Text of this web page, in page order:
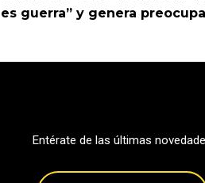
es guerra” y genera
Entérate de las últimas